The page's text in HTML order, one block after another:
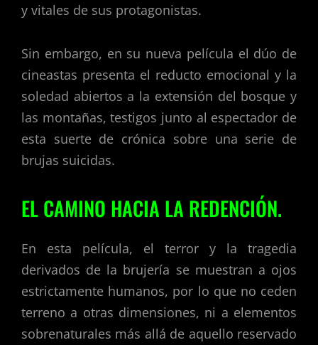
y vitales de sus protagonistas.
Sin embargo, en su nueva película el dúo de
cineastas presenta el reducto emocional y la
soledad abiertos a la extensión del bosque y
las montañas, testigos junto al espectador de
esta suerte de crónica sobre una serie de
brujas suicidas.
EL CAMINO HACIA LA REDENCIÓN.
En esta película, el terror y la tragedia
derivados de la brujería se muestran a ojos
estrictamente humanos, por lo que no ceden
terreno a otras dimensiones, ni a elementos
sobrenaturales más allá de aquello reservado